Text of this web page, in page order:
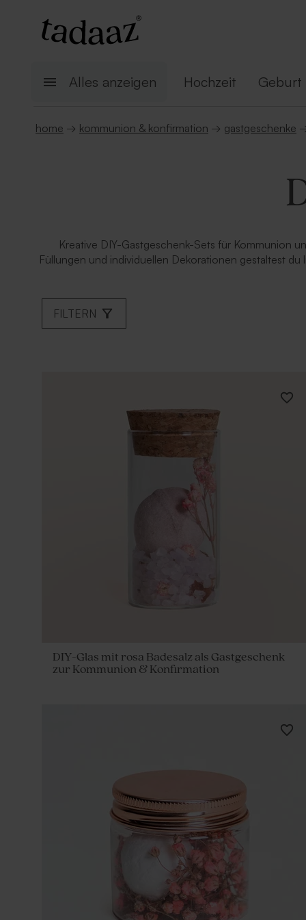
Alles anzeigen Hochzeit Geburt
home → kommunion & konfirmation → gastgeschenke
Kreative DIY-Gastgeschenk-Sets für Kommunion
Füllungen und individuellen Dekorationen gestaltest
FILTERN
DIY-Glas mit rosa Badesalz als Gastgeschenk
zur Kommunion & Konfirmation